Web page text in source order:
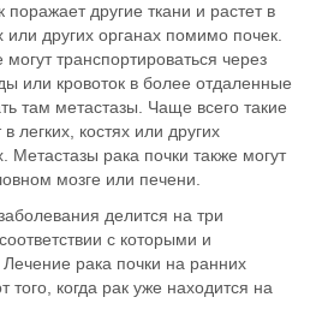
поражает другие ткани и растет в
или других органах помимо почек.
могут транспортироваться через
или кровоток в более отдаленные
там метастазы. Чаще всего такие
легких, костях или других
Метастазы рака почки также могут
мозге или печени.
делится на три
с которыми и
рака почки на ранних
того, когда рак уже находится на